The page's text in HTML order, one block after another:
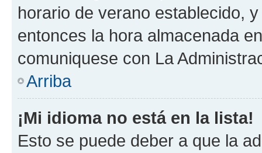
horario de verano establecido,
entonces la hora almacenada
comuniquese con La
Arriba
¡Mi idioma no está en la lista!
Esto se puede deber a que la